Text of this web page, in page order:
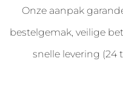
Onze aanpak
bestelgemak, veilige
snelle levering (24